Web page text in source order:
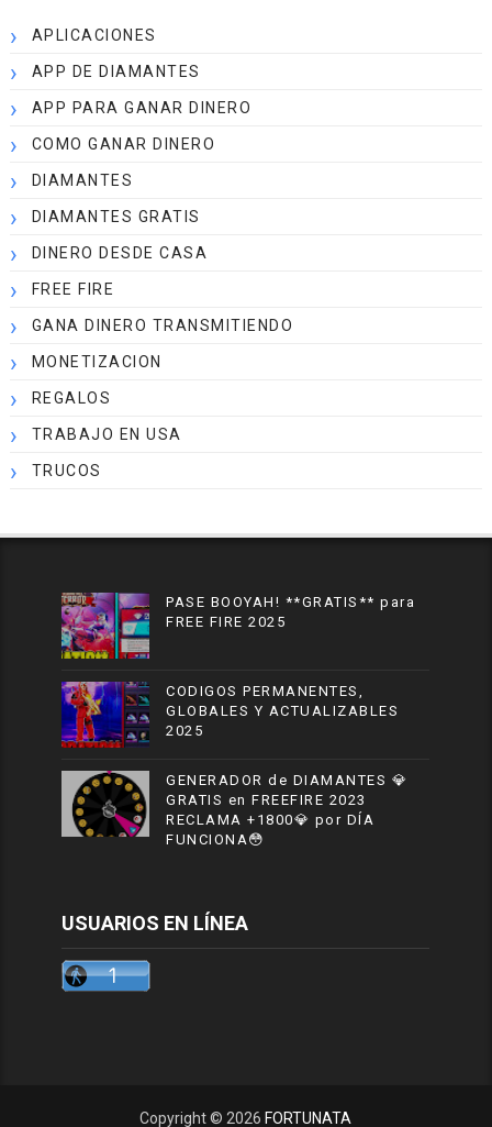
APLICACIONES
APP DE DIAMANTES
APP PARA GANAR DINERO
COMO GANAR DINERO
DIAMANTES
DIAMANTES GRATIS
DINERO DESDE CASA
FREE FIRE
GANA DINERO TRANSMITIENDO
MONETIZACION
REGALOS
TRABAJO EN USA
TRUCOS
PASE BOOYAH! **GRATIS** para
FREE FIRE 2025
CODIGOS PERMANENTES,
GLOBALES Y ACTUALIZABLES
2025
GENERADOR de DIAMANTES 💎
GRATIS en FREEFIRE 2023
RECLAMA +1800💎 por DÍA
FUNCIONA😳
USUARIOS EN LÍNEA
Copyright ©2026 FORTUNATA